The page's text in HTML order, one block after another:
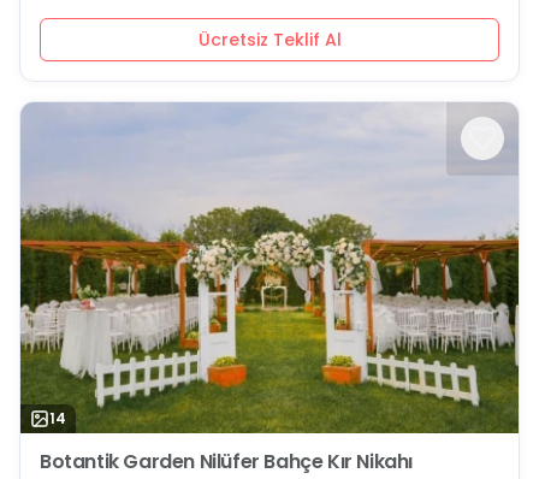
Ücretsiz Teklif Al
14
Botantik Garden Nilüfer Bahçe Kır Nikahı